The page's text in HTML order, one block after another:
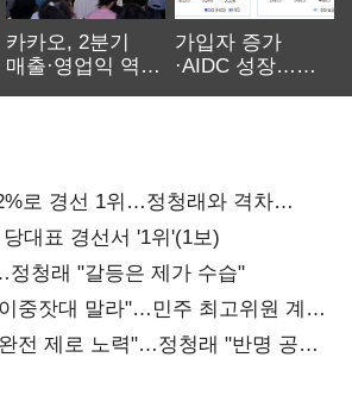
카카오, 2분기
매출·영업익 역대
가입자 증가
·AIDC 성장…
로 경선 1위…정청래와 격차
대표 경선서 '1위'(1보)
청래 "갈등은 제가 수습"
중잣대 말라"…민주 최고위원 계파
전 제로 노력"…정청래 "반명 공세